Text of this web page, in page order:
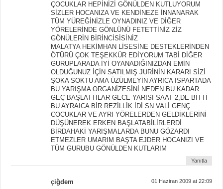
ÇOCUKLAR HEPİNİZİ GÖNÜLDEN KUTLUYORUM
SİZLER HOCANIZA VE KENDİNEZE İNNANARAK
TÜM YÜREĞİNİZLE OYNADINIZ VE DİĞER
YÖRELERİNDE GÖNLÜNÜ FETETTİNİZ ZİZ
GÖNÜLERİN BİRİNCİSİSİNİZ
MALATYA HEKİMHAN LİSESİNE DESTEKLERİNDEN
ÖTÜRÜ ÇOK TEŞEKKÜR EDİYORUM TABİ DİĞER
GURUPLARADA İYİ OYANADIĞINIZDAN EMİN
OLDUĞUNUZ İÇİN SATILMIŞ JURİNİN KARARI SİZİ
ŞOKA SOKTU AMA ÜZÜLMEYİN AYRICA ISPARTADA
BU YARIŞMA ORGANİZESİNİ NEDEN BU KADAR
GEÇ BAŞLATTILAR GECE YARISI SAAT 2,DE BİTTİ
BU AYRAICA BİR REZİLLİK İDİ SN VALİ GENÇ
COCUKLAR VE AYRI YÖRELERDEN GELDİKLERİNİ
DÜŞÜNEREK ERKEN BAŞLATABİLİRLERDİ
BİRDAHAKİ YARIŞMALARDA BUNU GÖZARDI
ETMEZLER UMARIM BAŞTA EJDER HOCANIZI VE
TÜM GURUBU GÖNÜLDEN KUTLARIM
Yanıtla
çiğdem 01 Haziran 2009 at 22:09